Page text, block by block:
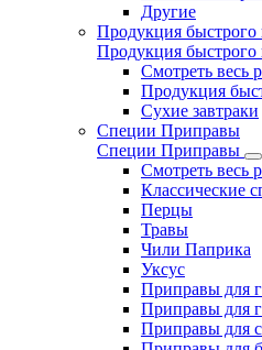
Другие
Продукция быстрого
Продукция быстрого
Смотреть весь
Продукция
Сухие завтраки
Специи Приправы
Специи Приправы
Смотреть весь
Классические
Перцы
Травы
Чили Паприка
Уксус
Приправы для
Приправы для
Приправы для